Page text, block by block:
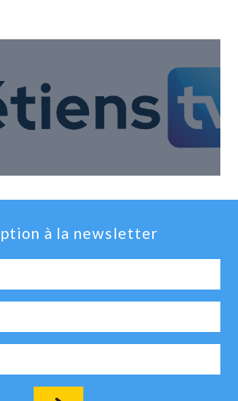
à la newsletter